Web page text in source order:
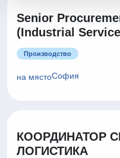
Senior
(Industrial
Производство
на мястоСофия
КООРДИНАТОР
ЛОГИСТИКА